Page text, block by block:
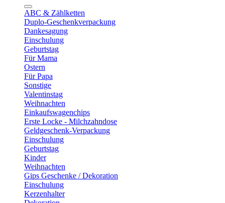
ABC & Zählketten
Duplo-Geschenkverpackung
Dankesagung
Einschulung
Geburtstag
Für Mama
Ostern
Für Papa
Sonstige
Valentinstag
Weihnachten
Einkaufswagenchips
Erste Locke - Milchzahndose
Geldgeschenk-Verpackung
Einschulung
Geburtstag
Kinder
Weihnachten
Gips Geschenke / Dekoration
Einschulung
Kerzenhalter